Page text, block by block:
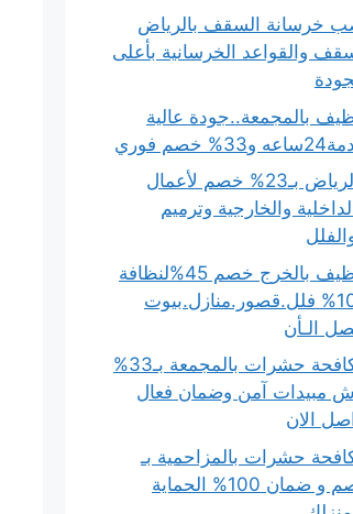
خرسانة السقف بالرياض
والقواعد الخرسانية بأعلى
بالمجمعة..جودة عالية
مليس بالرياض بـ23% خصم لأعمال
والخارجية وترميم
شركة تنظيف بالخرج خصم 45%لنظافة
مثالية 100% فلل.قصور.منازل.بيوت
الـأن
شركة مكافحة حشرات بالمجمعة بـ33%
مبيدات آمن وضمان فعال
حشرات بالمزاحمية بـ
34% خصم و ضمان 100% الحماية